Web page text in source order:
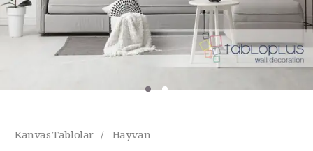
Kanvas Tablolar / Hayvan